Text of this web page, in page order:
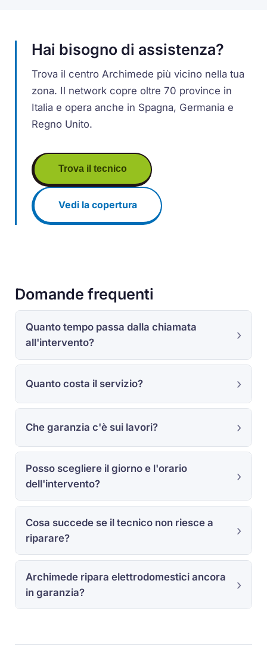
Hai bisogno di assistenza?
Trova il centro Archimede più vicino nella tua
zona. Il network copre oltre 70 province in
Italia e opera anche in Spagna, Germania e
Regno Unito.
Trova il tecnico
Vedi la copertura
Domande frequenti
Quanto tempo passa dalla chiamata
all'intervento?
Quanto costa il servizio?
Che garanzia c'è sui lavori?
Posso scegliere il giorno e l'orario
dell'intervento?
Cosa succede se il tecnico non riesce a
riparare?
Archimede ripara elettrodomestici ancora
in garanzia?